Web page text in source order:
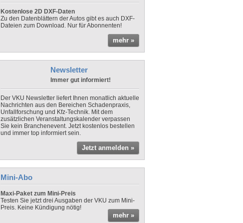
Kostenlose 2D DXF-Daten
Zu den Datenblättern der Autos gibt es auch DXF-
Dateien zum Download. Nur für Abonnenten!
mehr »
Newsletter
Immer gut informiert!
Der VKU Newsletter liefert Ihnen monatlich aktuelle
Nachrichten aus den Bereichen Schadenpraxis,
Unfallforschung und Kfz-Technik. Mit dem
zusätzlichen Veranstaltungskalender verpassen
Sie kein Branchenevent. Jetzt kostenlos bestellen
und immer top informiert sein.
Jetzt anmelden »
Mini-Abo
Maxi-Paket zum Mini-Preis
Testen Sie jetzt drei Ausgaben der VKU zum Mini-
Preis. Keine Kündigung nötig!
mehr »